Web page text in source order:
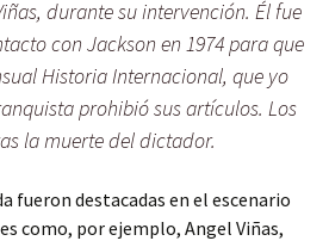
durante su intervención. Él fue
con Jackson en 1974 para que
Historia Internacional, que yo
prohibió sus artículos. Los
la muerte del dictador.
fueron destacadas en el escenario
como, por ejemplo, Angel Viñas,